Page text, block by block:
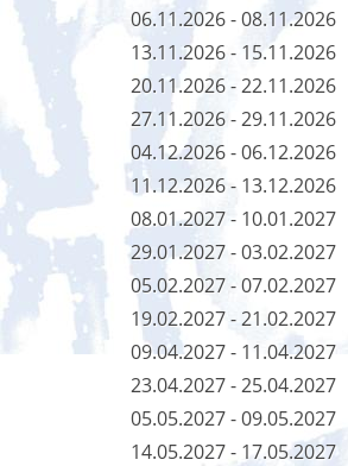
06.11.2026 - 08.11.2026
13.11.2026 - 15.11.2026
20.11.2026 - 22.11.2026
27.11.2026 - 29.11.2026
04.12.2026 - 06.12.2026
11.12.2026 - 13.12.2026
08.01.2027 - 10.01.2027
29.01.2027 - 03.02.2027
05.02.2027 - 07.02.2027
19.02.2027 - 21.02.2027
09.04.2027 - 11.04.2027
23.04.2027 - 25.04.2027
05.05.2027 - 09.05.2027
14.05.2027 - 17.05.2027